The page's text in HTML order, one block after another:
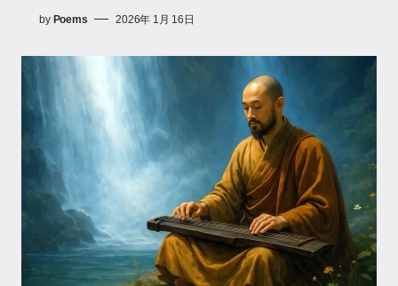
by Poems 2026年 1月 16日